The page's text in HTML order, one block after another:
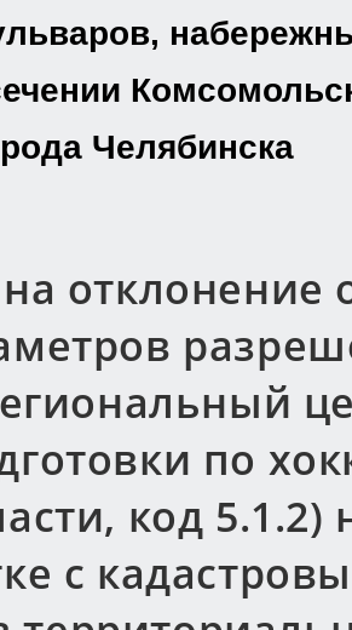
Челябинска
отклонение
по
код 5.1.2)
с